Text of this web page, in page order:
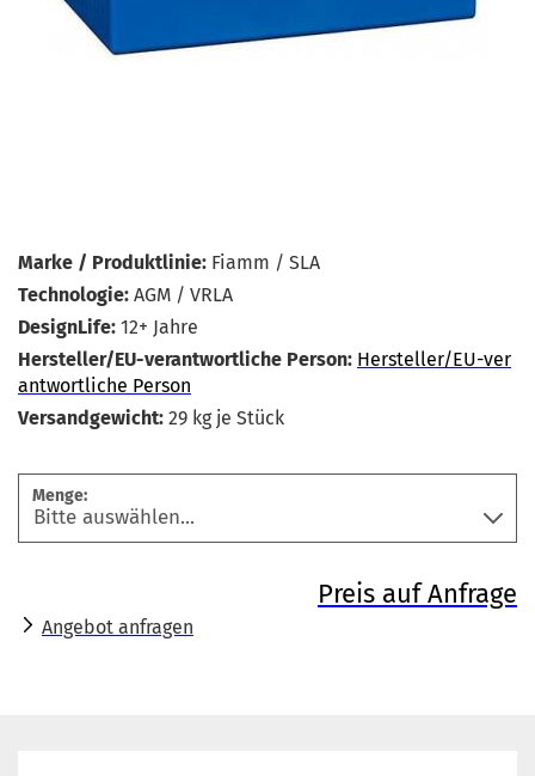
Marke / Produktlinie: Fiamm / SLA
Technologie: AGM / VRLA
DesignLife: 12+ Jahre
Hersteller/EU-verantwortliche Person: Hersteller/EU-ver
antwortliche Person
Versandgewicht: 29 kg je Stück
Menge:
Preis auf Anfrage
Angebot anfragen